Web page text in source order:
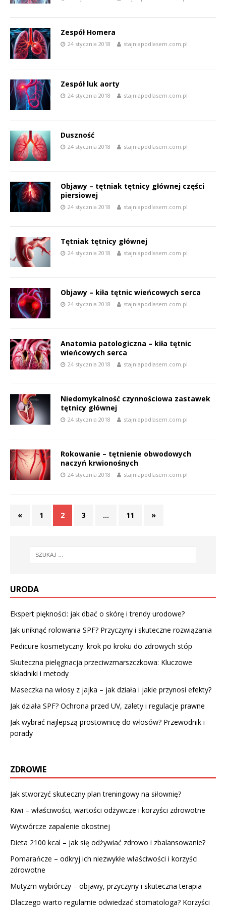
Zespół Homera
24 stycznia 2018 stajniapodlasem.com.pl
Zespół luk aorty
24 stycznia 2018 stajniapodlasem.com.pl
Duszność
24 stycznia 2018 stajniapodlasem.com.pl
Objawy – tętniak tętnicy głównej części
piersiowej
24 stycznia 2018 stajniapodlasem.com.pl
Tętniak tętnicy głównej
24 stycznia 2018 stajniapodlasem.com.pl
Objawy – kiła tętnic wieńcowych serca
24 stycznia 2018 stajniapodlasem.com.pl
Anatomia patologiczna – kiła tętnic
wieńcowych serca
24 stycznia 2018 stajniapodlasem.com.pl
Niedomykalność czynnościowa zastawek
tętnicy głównej
24 stycznia 2018 stajniapodlasem.com.pl
Rokowanie – tętnienie obwodowych
naczyń krwionośnych
24 stycznia 2018 stajniapodlasem.com.pl
« 1 2 3 … 11 »
URODA
Ekspert piękności: jak dbać o skórę i trendy urodowe?
Jak uniknąć rolowania SPF? Przyczyny i skuteczne rozwiązania
Pedicure kosmetyczny: krok po kroku do zdrowych stóp
Skuteczna pielęgnacja przeciwzmarszczkowa: Kluczowe
składniki i metody
Maseczka na włosy z jajka – jak działa i jakie przynosi efekty?
Jak działa SPF? Ochrona przed UV, zalety i regulacje prawne
Jak wybrać najlepszą prostownicę do włosów? Przewodnik i
porady
ZDROWIE
Jak stworzyć skuteczny plan treningowy na siłownię?
Kiwi – właściwości, wartości odżywcze i korzyści zdrowotne
Wytwórcze zapalenie okostnej
Dieta 2100 kcal – jak się odżywiać zdrowo i zbalansowanie?
Pomarańcze – odkryj ich niezwykłe właściwości i korzyści
zdrowotne
Mutyzm wybiórczy – objawy, przyczyny i skuteczna terapia
Dlaczego warto regularnie odwiedzać stomatologa? Korzyści